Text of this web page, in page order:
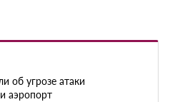
об угрозе атаки
аэропорт